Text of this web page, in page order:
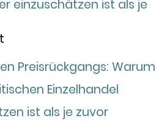
Preisrückgangs: Warum
Einzelhandel
ist als je zuvor